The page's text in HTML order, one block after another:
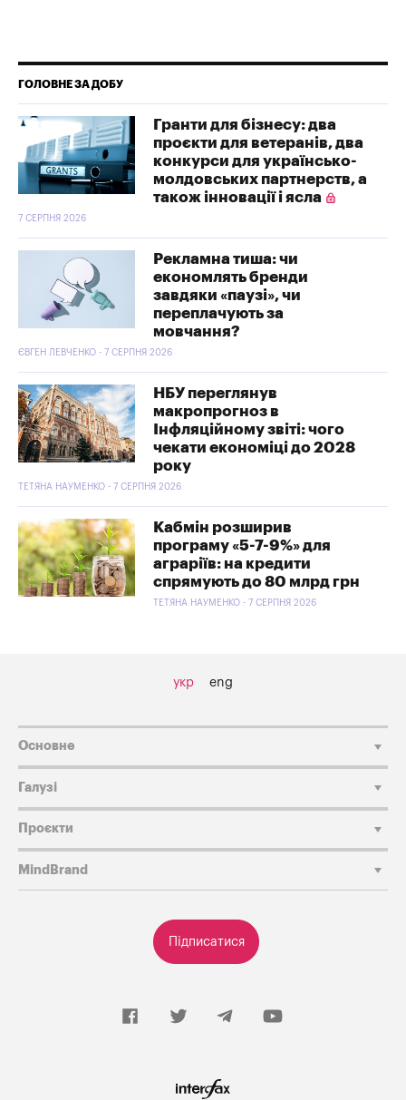
ГОЛОВНЕ ЗА ДОБУ
Гранти для бізнесу: два
проєкти для ветеранів, два
конкурси для українсько-
молдовських партнерств, а
також інновації і ясла
7 СЕРПНЯ 2026
Рекламна тиша: чи
економлять бренди
завдяки «паузі», чи
переплачують за
мовчання?
ЄВГЕН ЛЕВЧЕНКО - 7 СЕРПНЯ 2026
НБУ переглянув
макропрогноз в
Інфляційному звіті: чого
чекати економіці до 2028
року
ТЕТЯНА НАУМЕНКО - 7 СЕРПНЯ 2026
Кабмін розширив
програму «5-7-9%» для
аграріїв: на кредити
спрямують до 80 млрд грн
ТЕТЯНА НАУМЕНКО - 7 СЕРПНЯ 2026
укр eng
Підписатися
Основне
Галузі
Проєкти
MindBrand